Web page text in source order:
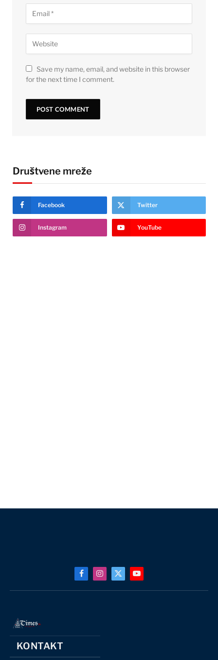
Save my name, email, and website in this browser
for the next time I comment.
Društvene mreže
Facebook Twitter
Instagram YouTube
FacebookInstagram
X
YouTube
KONTAKT